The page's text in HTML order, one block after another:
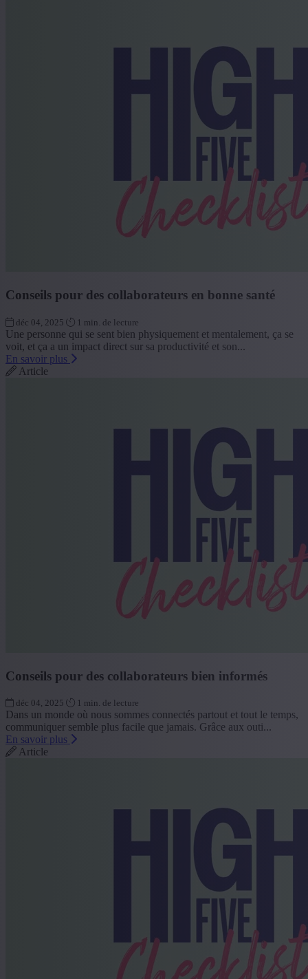
Conseils pour des collaborateurs en bonne santé
déc 04, 2025 1 min. de lecture
Une personne qui se sent bien physiquement et mentalement, ça se
voit, et ça a un impact direct sur sa productivité et son...
En savoir plus
Article
Conseils pour des collaborateurs bien informés
déc 04, 2025 1 min. de lecture
Dans un monde où nous sommes connectés partout et tout le temps,
communiquer semble plus facile que jamais. Grâce aux outi...
En savoir plus
Article